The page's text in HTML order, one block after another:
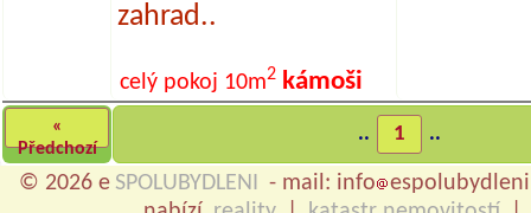
zahrad..
celý pokoj 10m2 kámoši
«
Předchozí
.. 1 ..
© 2026 e SPOLUBYDLENI - mail: info